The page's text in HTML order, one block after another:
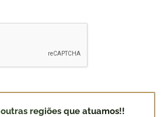
regiões que atuamos!!